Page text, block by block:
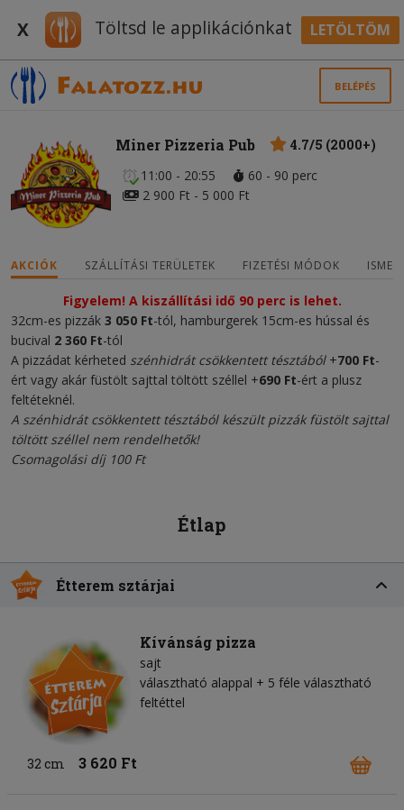
X Töltsd le applikációnkat LETÖLTÖM
BELÉPÉS
Miner Pizzeria Pub
4.7/5 (2000+)
11:00 - 20:55
60 - 90 perc
2 900 Ft - 5 000 Ft
AKCIÓK SZÁLLÍTÁSI TERÜLETEK FIZETÉSI MÓDOK
Figyelem! A kiszállítási idő 90 perc is lehet.
32cm-es pizzák 3 050 Ft-tól, hamburgerek 15cm-es hússal és
bucival 2 360 Ft-tól
A pizzádat kérheted szénhidrát csökkentett tésztából +700 Ft-
ért vagy akár füstölt sajttal töltött széllel +690 Ft-ért a plusz
feltéteknél.
A szénhidrát csökkentett tésztából készült pizzák füstölt sajttal
töltött széllel nem rendelhetők!
Csomagolási díj 100 Ft
Étlap
Étterem sztárjai
Kívánság pizza
sajt
választható alappal + 5 féle választható
feltéttel
32 cm 3 620 Ft